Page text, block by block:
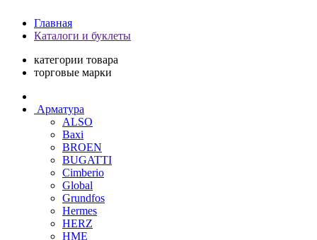
Главная
Каталоги и буклеты
категории товара
торговые марки
Арматура
ALSO
Baxi
BROEN
BUGATTI
Cimberio
Global
Grundfos
Hermes
HERZ
HME